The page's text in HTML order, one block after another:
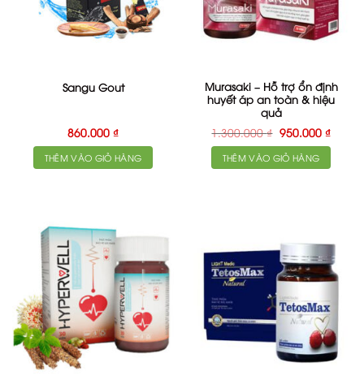
Sangu Gout
860.000 ₫
THÊM VÀO GIỎ HÀNG
Murasaki – Hỗ trợ ổn định
huyết áp an toàn & hiệu
quả
1.300.000₫ Giá
gốc
là:
1.300.000 ₫.
950.000 ₫Giá
tại
là:
THÊM VÀO GIỎ HÀNG